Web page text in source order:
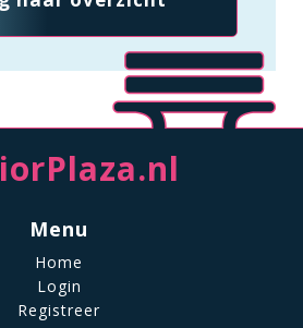
Menu
Home
Login
Registreer